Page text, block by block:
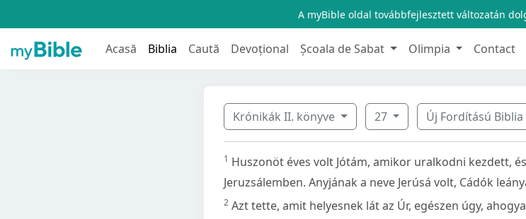
A myBible oldal továbbfejlesztett változatán
Acasă Biblia Caută Devoțional Școala de Sabat Olimpia Contact
Krónikák II. könyve 27 Új Fordítású Biblia
1 Huszonöt éves volt Jótám, amikor uralkodni kezdett,
Jeruzsálemben. Anyjának a neve Jerúsá volt, Cádók
2 Azt tette, amit helyesnek lát az Úr, egészen úgy,